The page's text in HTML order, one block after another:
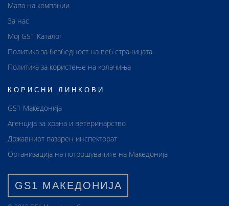
Мапа на компании
За нас
Мој GS1 Каталог
Политика за безбедност на веб страницата
Политика за користење на колачиња
КОРИСНИ ЛИНКОВИ
GS1 Македонија
Агенција за храна и ветеринарство
Државниот пазарен инспекторат
Организација на потрошувачите на Македонија
GS1 МАКЕДОНИЈА